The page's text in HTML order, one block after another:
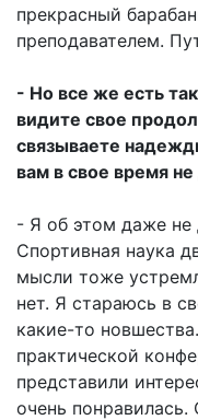
прекрасный
преподавателем.
- Но все же есть
видите свое
связываете
вам в свое время
- Я об этом даже не
Спортивная наука
мысли тоже
нет. Я стараюсь в
какие-то
практической
представили
очень